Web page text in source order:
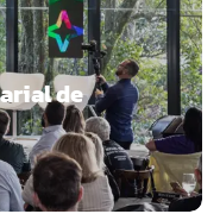
de